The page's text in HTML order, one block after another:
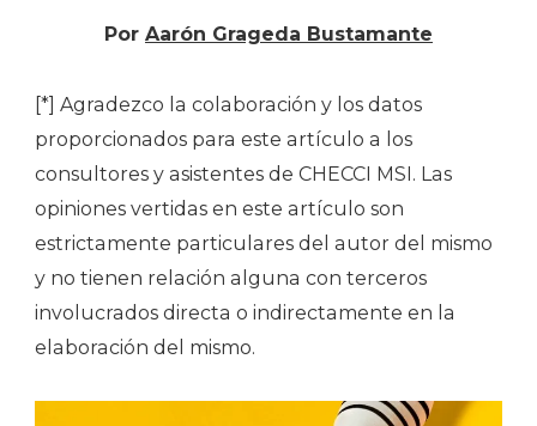
Por Aarón Grageda Bustamante
[*] Agradezco la colaboración y los datos
proporcionados para este artículo a los
consultores y asistentes de CHECCI MSI. Las
opiniones vertidas en este artículo son
estrictamente particulares del autor del mismo
y no tienen relación alguna con terceros
involucrados directa o indirectamente en la
elaboración del mismo.